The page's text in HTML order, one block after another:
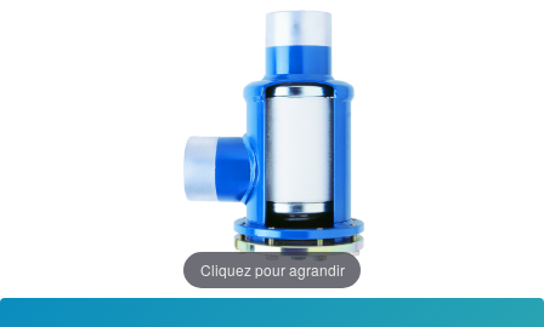
Cliquez pour agrandir